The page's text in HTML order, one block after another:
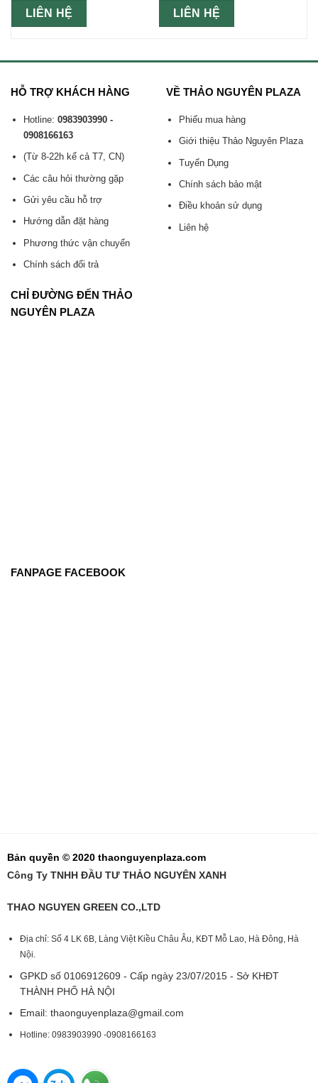
LIÊN HỆ LIÊN HỆ
HỖ TRỢ KHÁCH HÀNG
Hotline: 0983903990 -
0908166163
(Từ 8-22h kể cả T7, CN)
Các câu hỏi thường gặp
Gửi yêu cầu hỗ trợ
Hướng dẫn đặt hàng
Phương thức vận chuyển
Chính sách đổi trả
VỀ THẢO NGUYÊN PLAZA
Phiếu mua hàng
Giới thiệu Thảo Nguyên Plaza
Tuyển Dụng
Chính sách bảo mật
Điều khoản sử dụng
Liên hệ
CHỈ ĐƯỜNG ĐẾN THẢO
NGUYÊN PLAZA
FANPAGE FACEBOOK
Bản quyền © 2020 thaonguyenplaza.com
Công Ty TNHH ĐẦU TƯ THẢO NGUYÊN XANH
THAO NGUYEN GREEN CO.,LTD
Địa chỉ: Số 4 LK 6B, Làng Việt Kiều Châu Âu, KĐT Mỗ Lao, Hà Đông, Hà
Nội.
GPKD số 0106912609 - Cấp ngày 23/07/2015 - Sở KHĐT
THÀNH PHỐ HÀ NỘI
Email: thaonguyenplaza@gmail.com
Hotline: 0983903990 -0908166163